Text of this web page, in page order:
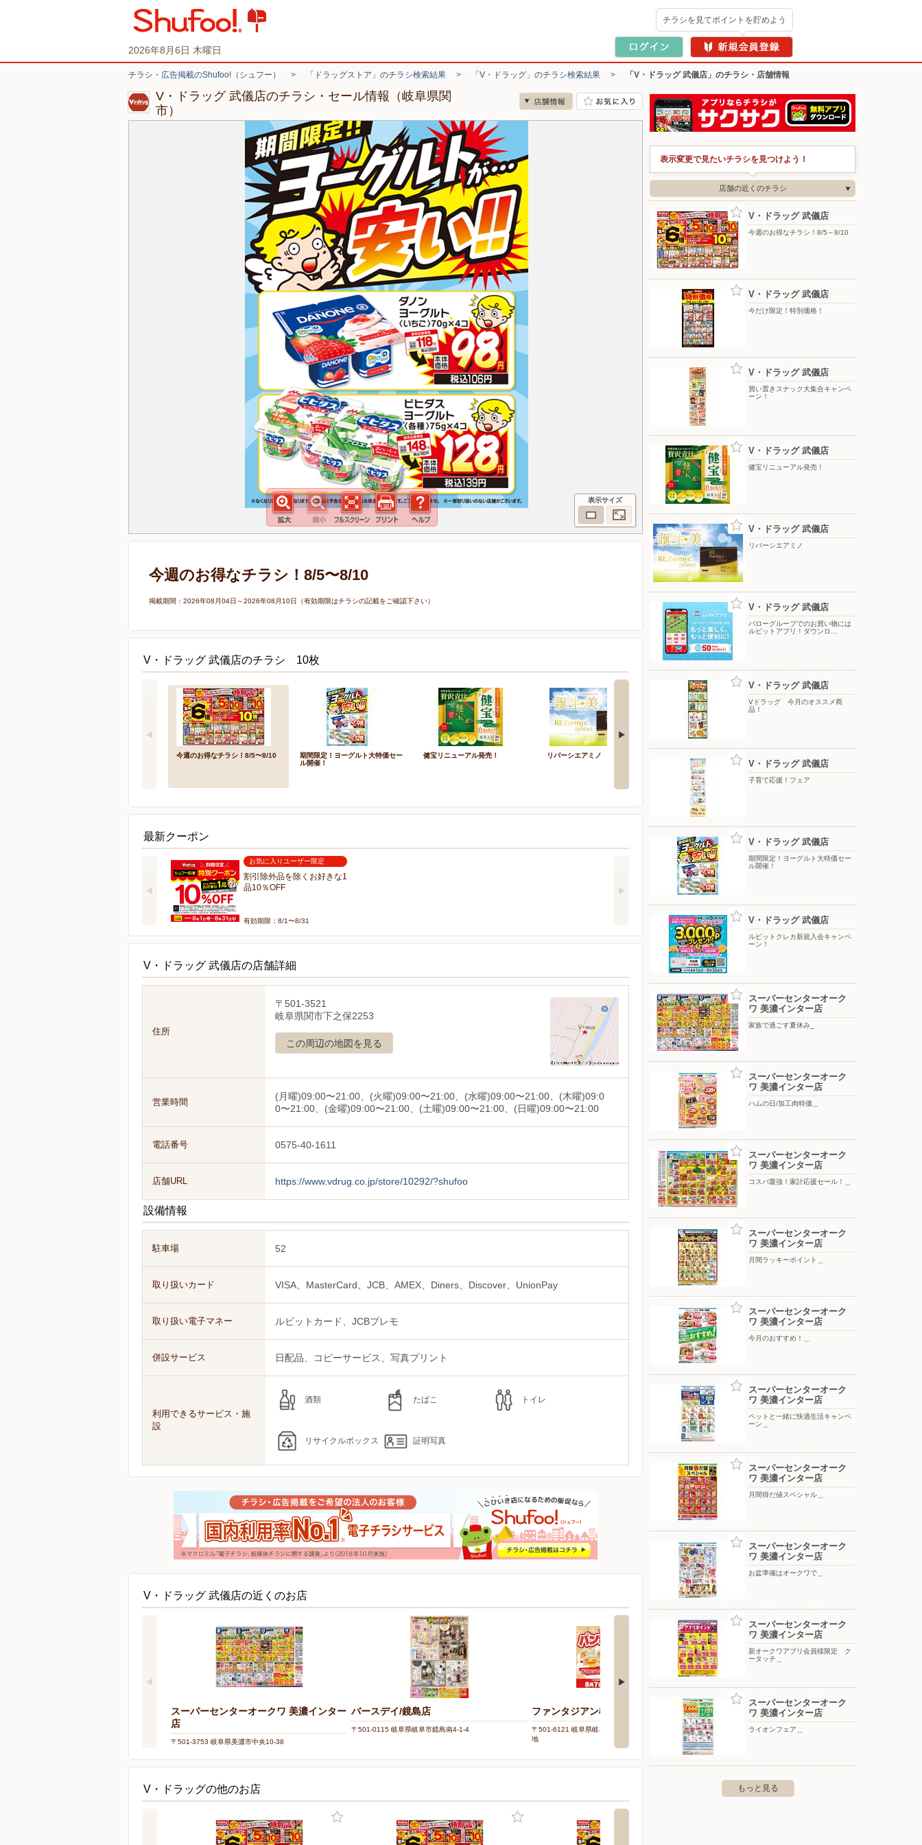
2026年8月6日 木曜日
チラシを見てポイントを貯めよう
チラシ・広告掲載のShufoo!（シュフー） > 「ドラッグストア」のチラシ検索結果 > 「V・ドラッグ」のチラシ検索結果 > 「V・ドラッグ 武儀店」のチラシ・店舗情報
V・ドラッグ 武儀店のチラシ・セール情報（岐阜県関
市）
表示サイズ
今週のお得なチラシ！8/5〜8/10
掲載期間：2026年08月04日～2026年08月10日（有効期限はチラシの記載をご確認下さい）
V・ドラッグ 武儀店のチラシ 10枚
今週のお得なチラシ！8/5〜8/10
期間限定！ヨーグルト大特価セー
ル開催！
健宝リニューアル発売！ リバーシエアミノ
バローグループでのお買い物には
ルビットアプリ！ダウンロードで
50pt進呈中！
ーン！
最新クーポン
お気に入りユーザー限定
割引除外品を除くお好きな1
品10％OFF
有効期限：8/1〜8/31
V・ドラッグ 武儀店の店舗詳細
住所
〒501-3521
岐阜県関市下之保2253
この周辺の地図を見る
営業時間
(月曜)09:00〜21:00、(火曜)09:00〜21:00、(水曜)09:00〜21:00、(木曜)09:0
0〜21:00、(金曜)09:00〜21:00、(土曜)09:00〜21:00、(日曜)09:00〜21:00
電話番号 0575-40-1611
店舗URL https://www.vdrug.co.jp/store/10292/?shufoo
設備情報
駐車場 52
取り扱いカード VISA、MasterCard、JCB、AMEX、Diners、Discover、UnionPay
取り扱い電子マネー ルビットカード、JCBプレモ
併設サービス 日配品、コピーサービス、写真プリント
利用できるサービス・施
設
酒類 たばこ トイレ
リサイクルボックス 証明写真
V・ドラッグ 武儀店の近くのお店
スーパーセンターオークワ 美濃インター
店
〒501-3753 岐阜県美濃市中央10-38
バースデイ/鏡島店
〒501-0115 岐阜県岐阜市鏡島南4-1-4
ファンタジアン柳津店
〒501-6121 岐阜県岐阜市柳津町上佐波西３丁目６８番
地
ファッションセンターしまむら/関店
〒501-3825 岐阜県関市南出17-1
V・ドラッグの他のお店
表示変更で見たいチラシを見つけよう！
店舗の近くのチラシ
V・ドラッグ 武儀店
今週のお得なチラシ！8/5～8/10
V・ドラッグ 武儀店
今だけ限定！特別価格！
V・ドラッグ 武儀店
買い置きスナック大集合キャンペ
ーン！
V・ドラッグ 武儀店
健宝リニューアル発売！
V・ドラッグ 武儀店
リバーシエアミノ
V・ドラッグ 武儀店
バローグループでのお買い物には
ルビットアプリ！ダウンロ…
V・ドラッグ 武儀店
Vドラッグ 今月のオススメ商
品！
V・ドラッグ 武儀店
子育て応援！フェア
V・ドラッグ 武儀店
期間限定！ヨーグルト大特価セー
ル開催！
V・ドラッグ 武儀店
ルビットクレカ新規入会キャンペ
ーン！
スーパーセンターオーク
ワ 美濃インター店
家族で過ごす夏休み_
スーパーセンターオーク
ワ 美濃インター店
ハムの日/加工肉特価＿
スーパーセンターオーク
ワ 美濃インター店
コスパ最強！家計応援セール！＿
スーパーセンターオーク
ワ 美濃インター店
月間ラッキーポイント＿
スーパーセンターオーク
ワ 美濃インター店
今月のおすすめ！＿
スーパーセンターオーク
ワ 美濃インター店
ペットと一緒に快適生活キャンペ
ーン＿
スーパーセンターオーク
ワ 美濃インター店
月間得だ値スペシャル＿
スーパーセンターオーク
ワ 美濃インター店
お盆準備はオークワで＿
スーパーセンターオーク
ワ 美濃インター店
新オークワアプリ会員様限定 ク
ータッチ＿
スーパーセンターオーク
ワ 美濃インター店
ライオンフェア＿
もっと見る